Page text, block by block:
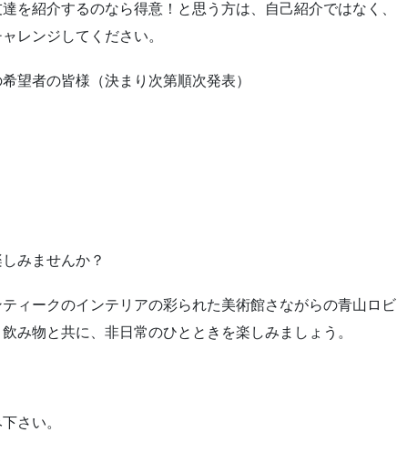
介するのなら得意！と思う方は、自己紹介ではなく、
レンジしてください。
望者の皆様（決まり次第順次発表）
みませんか？
ークのインテリアの彩られた美術館さながらの青山ロビ
み物と共に、非日常のひとときを楽しみましょう。
さい。